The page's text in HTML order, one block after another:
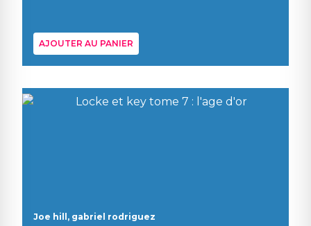
AJOUTER AU PANIER
Joe hill, gabriel rodriguez